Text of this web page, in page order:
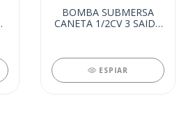
BOMBA SUBMERSA
CANETA 1/2CV 3 SAIDA
ESPIAR